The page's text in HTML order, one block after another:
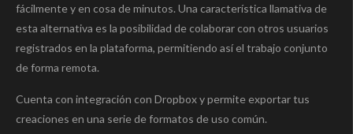
fácilmente y en cosa de minutos. Una característica llamativa de
esta alternativa es la posibilidad de colaborar con otros usuarios
registrados en la plataforma, permitiendo así el trabajo conjunto
de forma remota.
Cuenta con integración con Dropbox y permite exportar tus
creaciones en una serie de formatos de uso común.